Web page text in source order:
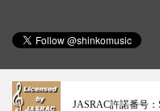
JASRAC許諾番号：